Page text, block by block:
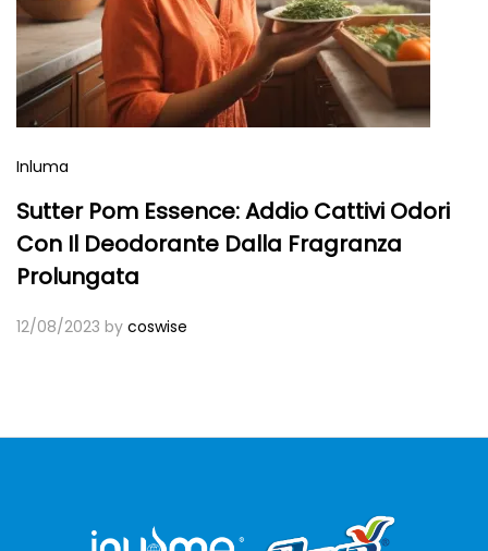
Inluma
Sutter Pom Essence: Addio Cattivi Odori
Con Il Deodorante Dalla Fragranza
Prolungata
12/08/2023 by coswise